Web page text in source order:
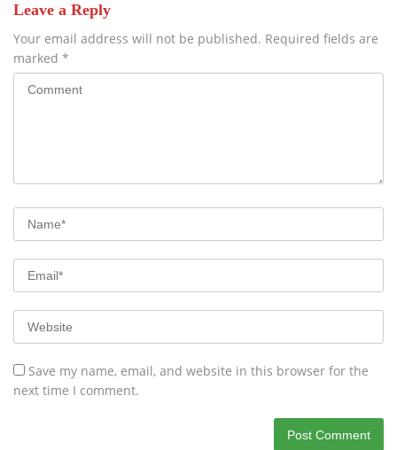
Leave a Reply
Your email address will not be published. Required fields are
marked *
Save my name, email, and website in this browser for the
next time I comment.